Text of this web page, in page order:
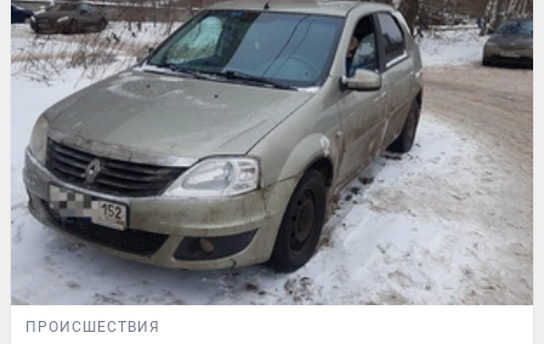
ПРОИСШЕСТВИЯ